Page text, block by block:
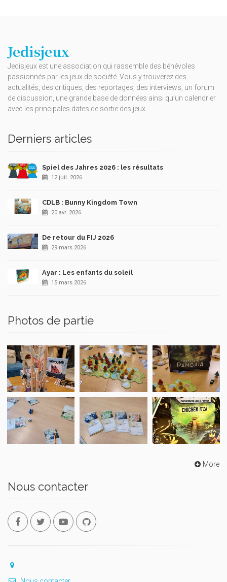
Jedisjeux
Jedisjeux est une association qui rassemble des bénévoles
passionnés par les jeux de société. Vous y trouverez des
actualités, des critiques, des reportages, des interviews, un forum
de discussion, une grande base de données ainsi qu’un calendrier
avec les principales dates de sortie des jeux.
Derniers articles
Spiel des Jahres 2026 : les résultats
12 juil. 2026
CDLB : Bunny Kingdom Town
20 avr. 2026
De retour du FIJ 2026
29 mars 2026
Ayar : Les enfants du soleil
15 mars 2026
Photos de partie
More
Nous contacter